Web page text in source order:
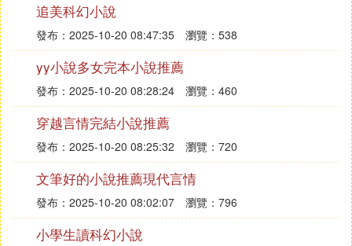
追美科幻小說
發布：2025-10-20 08:47:35 瀏覽：538
yy小說多女完本小說推薦
發布：2025-10-20 08:28:24 瀏覽：460
穿越言情完結小說推薦
發布：2025-10-20 08:25:32 瀏覽：720
文筆好的小說推薦現代言情
發布：2025-10-20 08:02:07 瀏覽：796
小學生讀科幻小說